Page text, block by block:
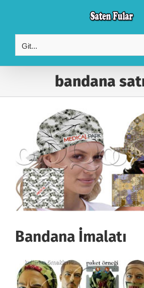
content
Git...
bandana
Bandana İmalatı